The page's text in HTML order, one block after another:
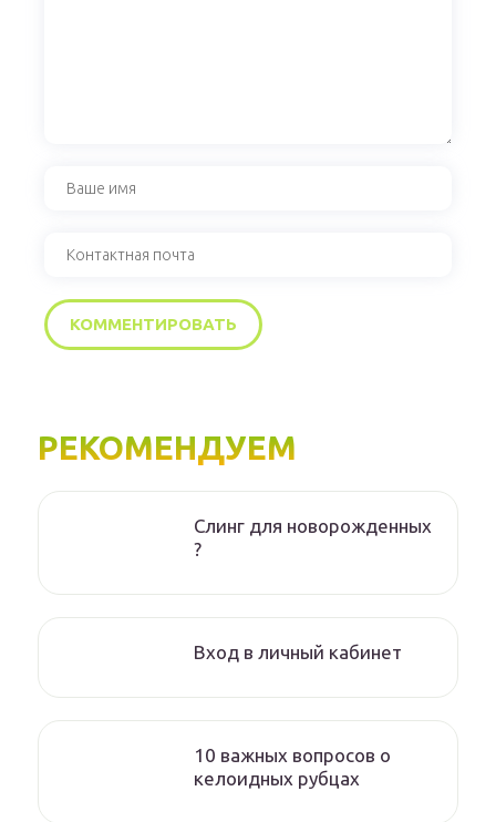
РЕКОМЕНДУЕМ
Слинг для новорожденных
?
Вход в личный кабинет
10 важных вопросов о
келоидных рубцах